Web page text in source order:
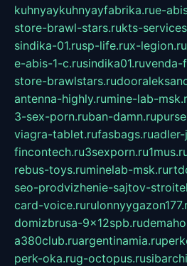
kuhnyaykuhnyayfabrika.rue-
store-brawl-stars.rukts-
sindika-01.rusp-life.rux-legion.ru
e-abis-1-c.rusindika01.ruvenda-
store-brawlstars.ru
antenna-highly.rumine-lab-
3-sex-porn.ruban-damn.ru
viagra-tablet.rufasbags.ruadler-
fincontech.ru3sexporn.ru
rebus-toys.ruminelab-msk.ru
seo-prodvizhenie-sajtov-
card-voice.ru
domizbrusa-9x12spb.ru
a380club.ruargentinamia.ru
perk-oka.rug-octopus.ru